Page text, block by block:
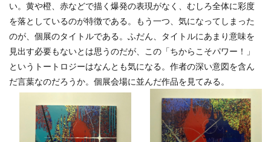
い。黄や橙、赤などで描く爆発の表現がなく、むしろ全体に彩度
を落としているのが特徴である。もう一つ、気になってしまった
のが、個展のタイトルである。ふだん、タイトルにあまり意味を
見出す必要もないとは思うのだが、この「ちからこそパワー！」
というトートロジーはなんとも気になる。作者の深い意図を含ん
だ言葉なのだろうか。個展会場に並んだ作品を見てみる。